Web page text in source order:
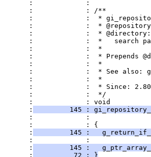
:             :
:             : /**
:             :  *
:             :  *
:             :  *
:             :  *   search
:             :  *
:             :  * Prepends
:             :  *
:             :  * See also:
:             :  *
:             :  * Since: 2.80
:             :  */
:             : void
:
145 :
:             :
:             : {
:
145 :
:             :
:
145 :
:
          72 : }